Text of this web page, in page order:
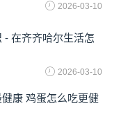
2026-03-10
- 在齐齐哈尔生活怎
2026-03-10
康 鸡蛋怎么吃更健